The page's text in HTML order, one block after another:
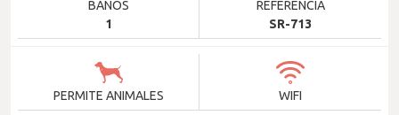
BAÑOS
1
REFERENCIA
SR-713
PERMITE ANIMALES WIFI